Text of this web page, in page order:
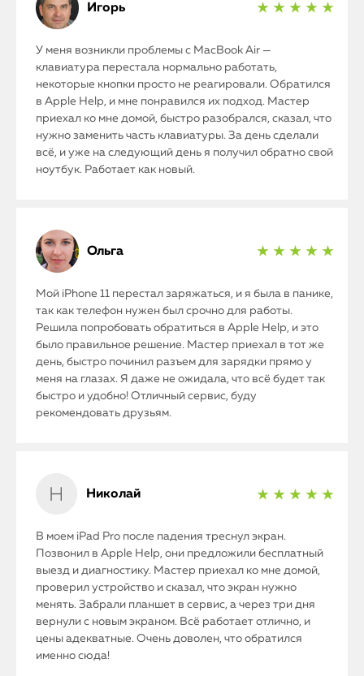
iPhone
MacBook
Watch
iPad
О нас
Контакты
Статьи
Игорь ★ ★ ★ ★ ★
У меня возникли проблемы с MacBook Air —
клавиатура перестала нормально работать,
некоторые кнопки просто не реагировали. Обратился
в Apple Help, и мне понравился их подход. Мастер
приехал ко мне домой, быстро разобрался, сказал, что
нужно заменить часть клавиатуры. За день сделали
всё, и уже на следующий день я получил обратно свой
ноутбук. Работает как новый.
Ольга ★ ★ ★ ★ ★
Мой iPhone 11 перестал заряжаться, и я была в панике,
так как телефон нужен был срочно для работы.
Решила попробовать обратиться в Apple Help, и это
было правильное решение. Мастер приехал в тот же
день, быстро починил разъем для зарядки прямо у
меня на глазах. Я даже не ожидала, что всё будет так
быстро и удобно! Отличный сервис, буду
рекомендовать друзьям.
Николай ★ ★ ★ ★ ★
В моем iPad Pro после падения треснул экран.
Позвонил в Apple Help, они предложили бесплатный
выезд и диагностику. Мастер приехал ко мне домой,
проверил устройство и сказал, что экран нужно
менять. Забрали планшет в сервис, а через три дня
вернули с новым экраном. Всё работает отлично, и
цены адекватные. Очень доволен, что обратился
именно сюда!